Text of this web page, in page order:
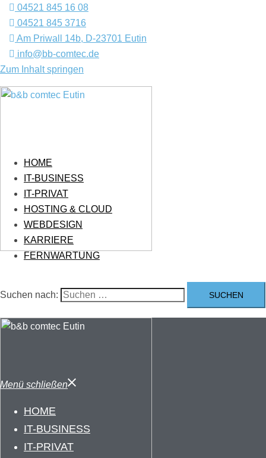
04521 845 16 08
04521 845 3716
Am Priwall 14b, D-23701 Eutin
info@bb-comtec.de
Zum Inhalt springen
HOME
IT-BUSINESS
IT-PRIVAT
HOSTING & CLOUD
WEBDESIGN
KARRIERE
FERNWARTUNG
Suchen nach:
Menü schließen
HOME
IT-BUSINESS
IT-PRIVAT